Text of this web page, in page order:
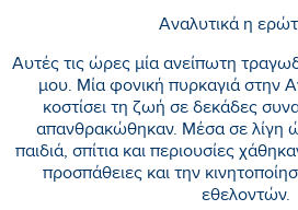
Αναλυτικά η
Αυτές τις ώρες μία ανείπωτη
μου. Μία φονική πυρκαγιά στην
κοστίσει τη ζωή σε δεκάδες
απανθρακώθηκαν. Μέσα σε λίγη
παιδιά, σπίτια και περιουσίες
προσπάθειες και την
εθελοντών.